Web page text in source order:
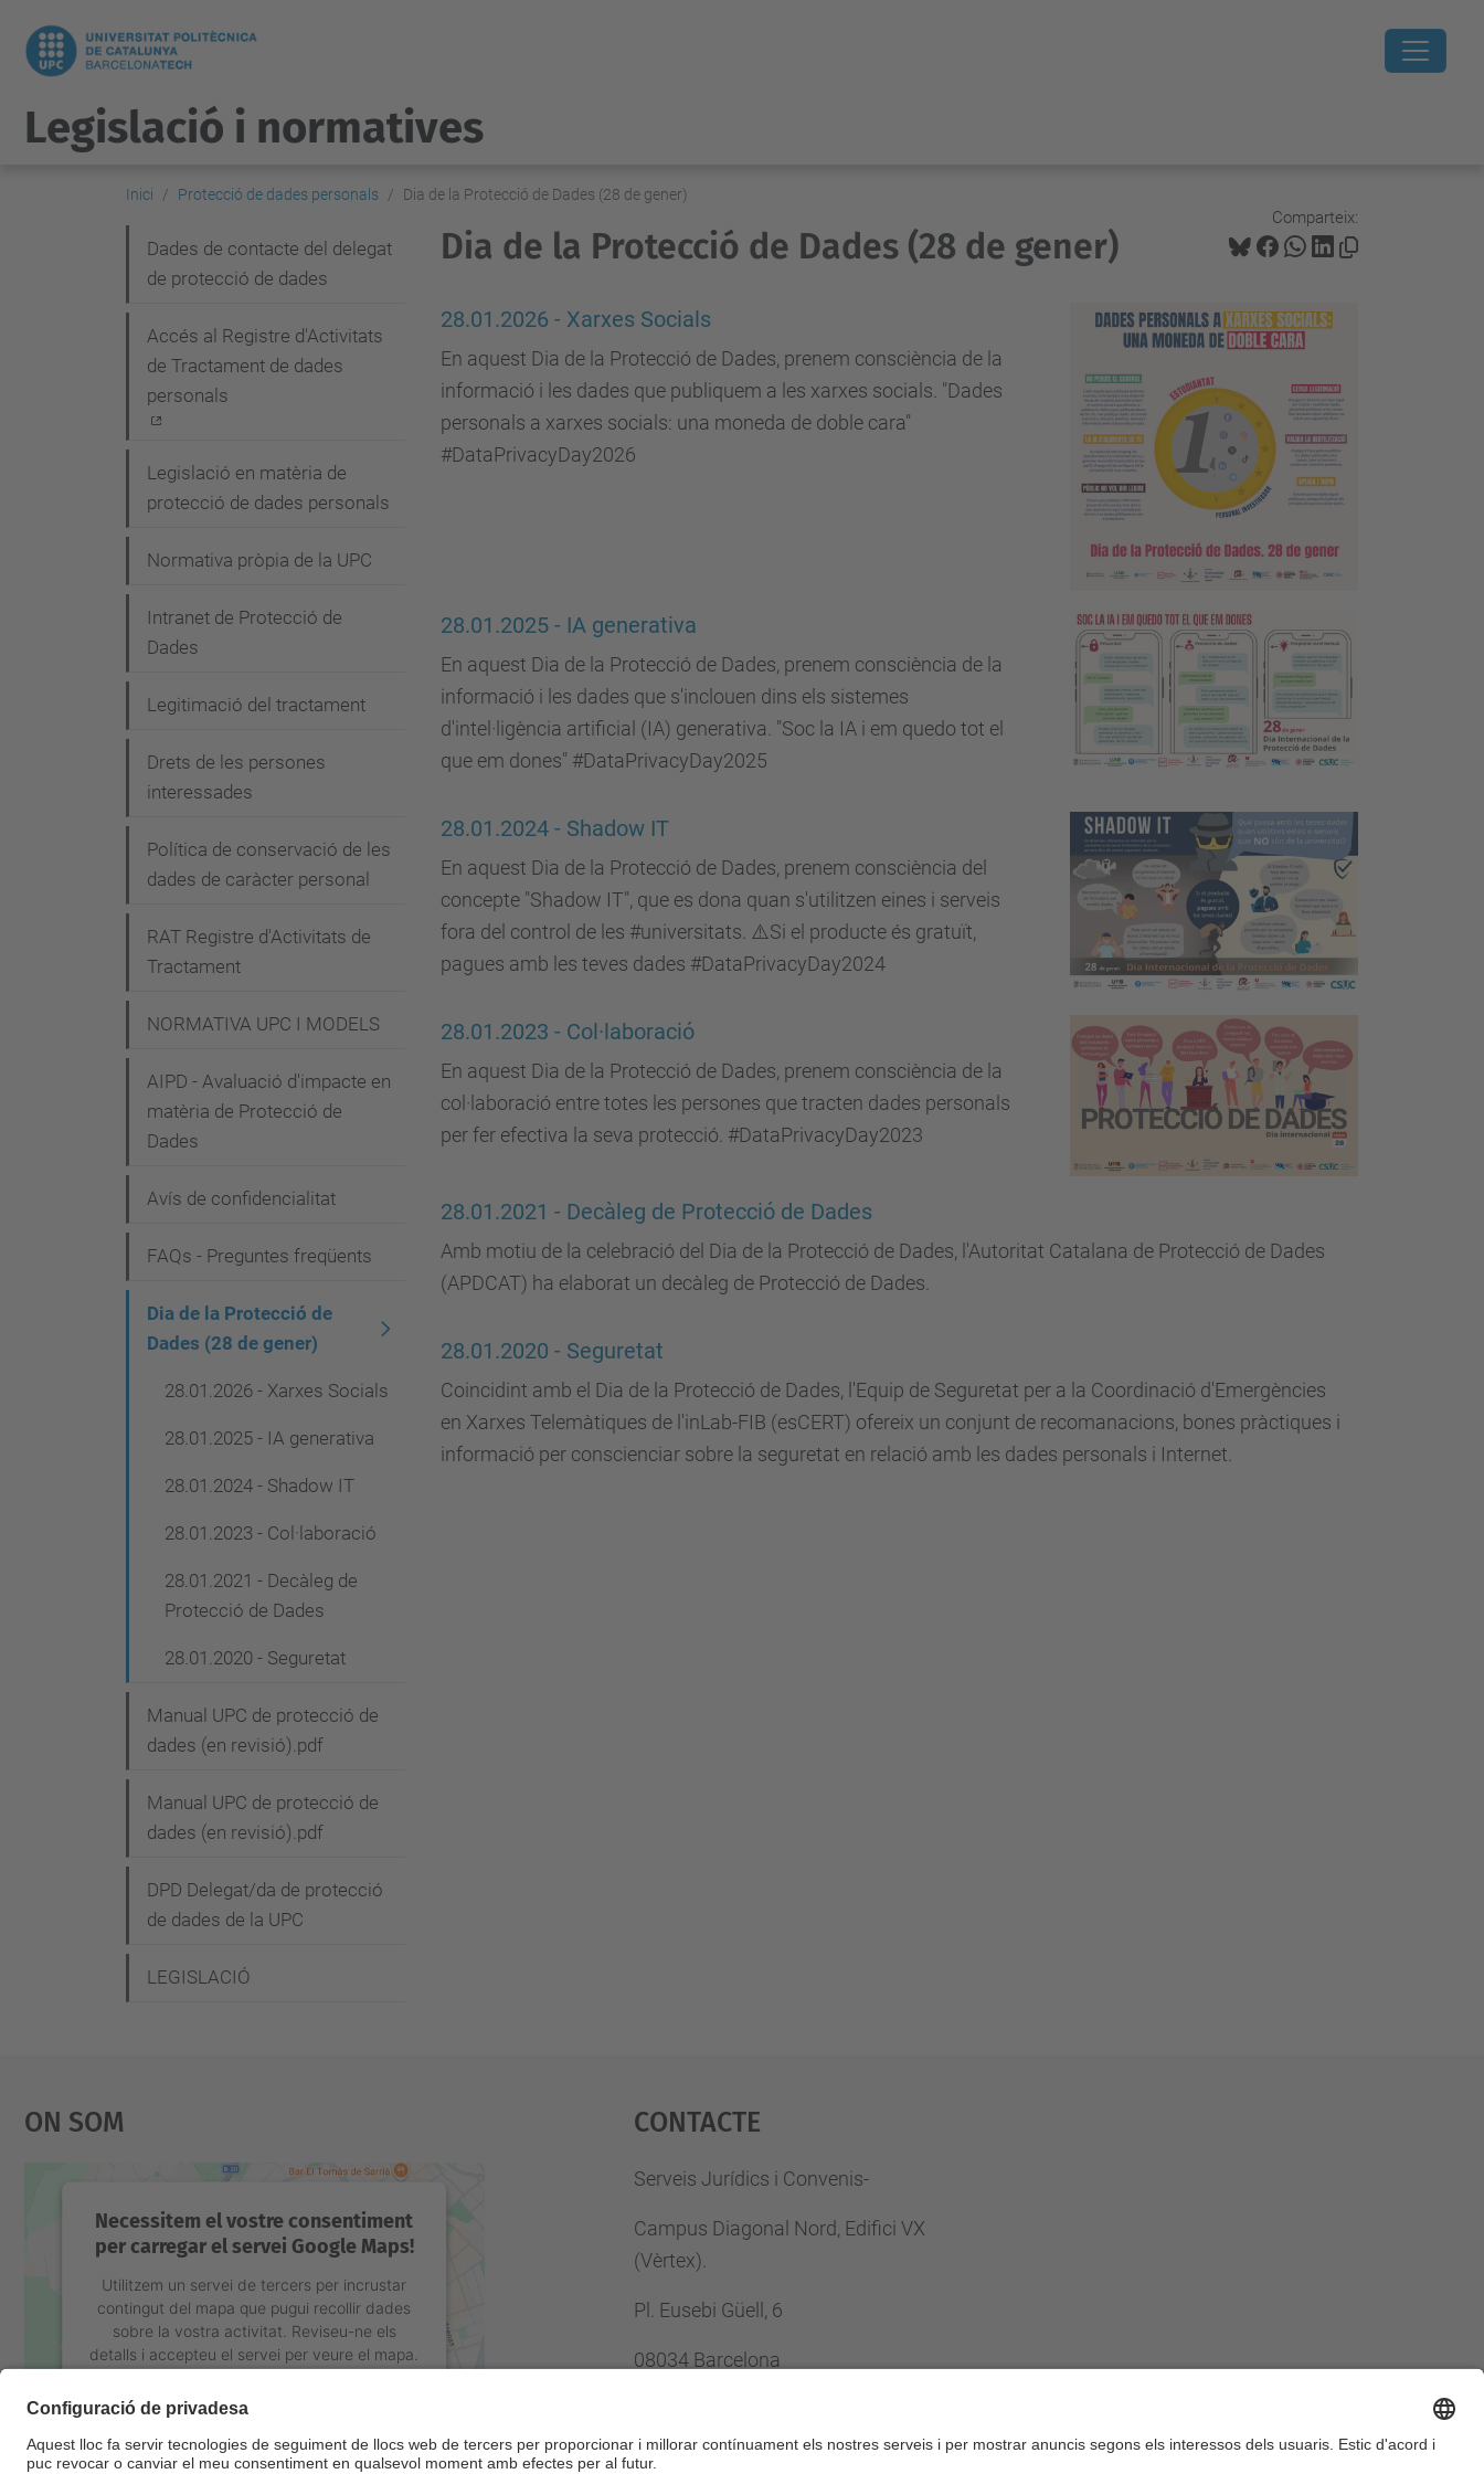
Legislació i normatives
Inici Protecció de dades personals Dia de la Protecció de Dades (28 de gener)
Comparteix:
Dia de la Protecció de Dades (28 de gener)
28.01.2026 - Xarxes Socials
En aquest Dia de la Protecció de Dades, prenem consciència de la
informació i les dades que publiquem a les xarxes socials. "Dades
personals a xarxes socials: una moneda de doble cara"
#DataPrivacyDay2026
28.01.2025 - IA generativa
En aquest Dia de la Protecció de Dades, prenem consciència de la
informació i les dades que s'inclouen dins els sistemes
d'intel·ligència artificial (IA) generativa. "Soc la IA i em quedo tot el
que em dones" #DataPrivacyDay2025
28.01.2024 - Shadow IT
En aquest Dia de la Protecció de Dades, prenem consciència del
concepte "Shadow IT", que es dona quan s'utilitzen eines i serveis
fora del control de les #universitats. ⚠️Si el producte és gratuït,
pagues amb les teves dades #DataPrivacyDay2024
28.01.2023 - Col·laboració
En aquest Dia de la Protecció de Dades, prenem consciència de la
col·laboració entre totes les persones que tracten dades personals
per fer efectiva la seva protecció. #DataPrivacyDay2023
28.01.2021 - Decàleg de Protecció de Dades
Amb motiu de la celebració del Dia de la Protecció de Dades, l'Autoritat Catalana de Protecció de Dades
(APDCAT) ha elaborat un decàleg de Protecció de Dades.
28.01.2020 - Seguretat
Coincidint amb el Dia de la Protecció de Dades, l'Equip de Seguretat per a la Coordinació d'Emergències
en Xarxes Telemàtiques de l'inLab-FIB (esCERT) ofereix un conjunt de recomanacions, bones pràctiques i
informació per conscienciar sobre la seguretat en relació amb les dades personals i Internet.
a
Dades de contacte del delegat
de protecció de dades
Accés al Registre d'Activitats
de Tractament de dades
personals
Legislació en matèria de
protecció de dades personals
Normativa pròpia de la UPC
Intranet de Protecció de
Dades
Legitimació del tractament
Drets de les persones
interessades
Política de conservació de les
dades de caràcter personal
RAT Registre d'Activitats de
Tractament
NORMATIVA UPC I MODELS
AIPD - Avaluació d'impacte en
matèria de Protecció de
Dades
Avís de confidencialitat
FAQs - Preguntes freqüents
Dia de la Protecció de
Dades (28 de gener)
28.01.2026 - Xarxes Socials
28.01.2025 - IA generativa
28.01.2024 - Shadow IT
28.01.2023 - Col·laboració
28.01.2021 - Decàleg de
Protecció de Dades
28.01.2020 - Seguretat
Manual UPC de protecció de
dades (en revisió).pdf
Manual UPC de protecció de
dades (en revisió).pdf
DPD Delegat/da de protecció
de dades de la UPC
LEGISLACIÓ
On Som
Necessitem el vostre consentiment
per carregar el servei Google Maps!
Utilitzem un servei de tercers per incrustar
contingut del mapa que pugui recollir dades
sobre la vostra activitat. Reviseu-ne els
detalls i accepteu el servei per veure el mapa.
Més Informació
Accepta
Contacte
Serveis Jurídics i Convenis-
Campus Diagonal Nord, Edifici VX
(Vèrtex).
Pl. Eusebi Güell, 6
08034 Barcelona
E-mail